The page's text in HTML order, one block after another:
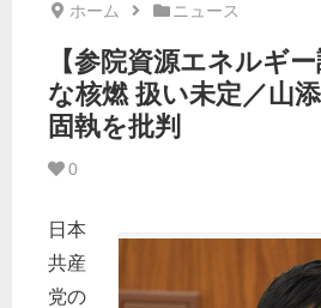
ホーム ニュース
【参院資源エネルギ
な核燃 扱い未定／山
固執を批判
0
日本
共産
党の